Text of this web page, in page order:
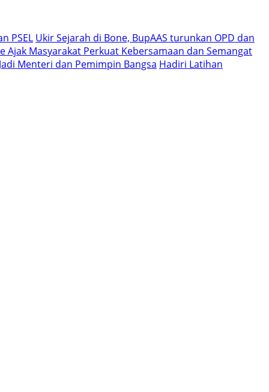
PSEL Ukir Sejarah di Bone, BupAAS turunkan OPD dan
Ajak Masyarakat Perkuat Kebersamaan dan Semangat
Menteri dan Pemimpin Bangsa Hadiri Latihan